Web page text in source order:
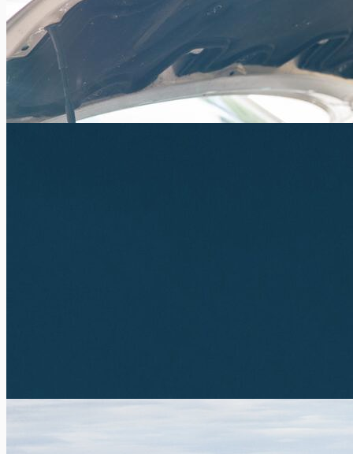
De meest voorkomende autopannes